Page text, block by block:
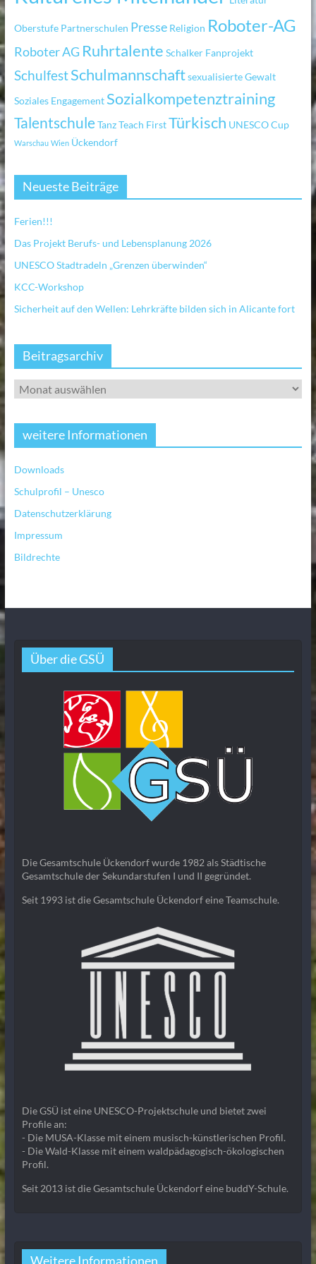
Oberstufe Partnerschulen Presse Religion Roboter-AG
Roboter AG Ruhrtalente Schalker Fanprojekt
SchulfestSchulmannschaftsexualisierte Gewalt
Soziales Engagement Sozialkompetenztraining
TalentschuleTanzTeach FirstTürkisch UNESCO Cup
Warschau Wien Ückendorf
Neueste Beiträge
Ferien!!!
Das Projekt Berufs- und Lebensplanung 2026
UNESCO Stadtradeln „Grenzen überwinden“
KCC-Workshop
Sicherheit auf den Wellen: Lehrkräfte bilden sich in Alicante fort
Beitragsarchiv
weitere Informationen
Downloads
Schulprofil – Unesco
Datenschutzerklärung
Impressum
Bildrechte
Über die GSÜ
Die Gesamtschule Ückendorf wurde 1982 als Städtische
Gesamtschule der Sekundarstufen I und II gegründet.
Seit 1993 ist die Gesamtschule Ückendorf eine Teamschule.
Die GSÜ ist eine UNESCO-Projektschule und bietet zwei
Profile an:
- Die MUSA-Klasse mit einem musisch-künstlerischen Profil.
- Die Wald-Klasse mit einem waldpädagogisch-ökologischen
Profil.
Seit 2013 ist die Gesamtschule Ückendorf eine buddY-Schule.
Weitere Informationen